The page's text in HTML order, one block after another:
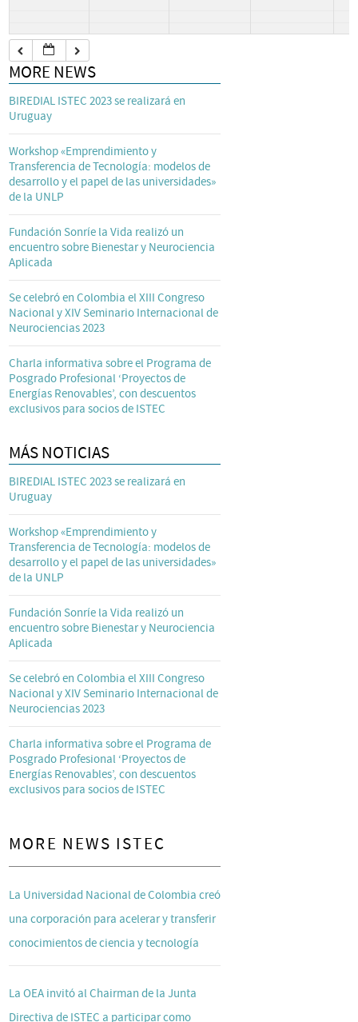
MORE NEWS
BIREDIAL ISTEC 2023 se realizará en
Uruguay
Workshop «Emprendimiento y
Transferencia de Tecnología: modelos de
desarrollo y el papel de las universidades»
de la UNLP
Fundación Sonríe la Vida realizó un
encuentro sobre Bienestar y Neurociencia
Aplicada
Se celebró en Colombia el XIII Congreso
Nacional y XIV Seminario Internacional de
Neurociencias 2023
Charla informativa sobre el Programa de
Posgrado Profesional ‘Proyectos de
Energías Renovables’, con descuentos
exclusivos para socios de ISTEC
MÁS NOTICIAS
BIREDIAL ISTEC 2023 se realizará en
Uruguay
Workshop «Emprendimiento y
Transferencia de Tecnología: modelos de
desarrollo y el papel de las universidades»
de la UNLP
Fundación Sonríe la Vida realizó un
encuentro sobre Bienestar y Neurociencia
Aplicada
Se celebró en Colombia el XIII Congreso
Nacional y XIV Seminario Internacional de
Neurociencias 2023
Charla informativa sobre el Programa de
Posgrado Profesional ‘Proyectos de
Energías Renovables’, con descuentos
exclusivos para socios de ISTEC
MORE NEWS ISTEC
La Universidad Nacional de Colombia creó
una corporación para acelerar y transferir
conocimientos de ciencia y tecnología
La OEA invitó al Chairman de la Junta
Directiva de ISTEC a participar como